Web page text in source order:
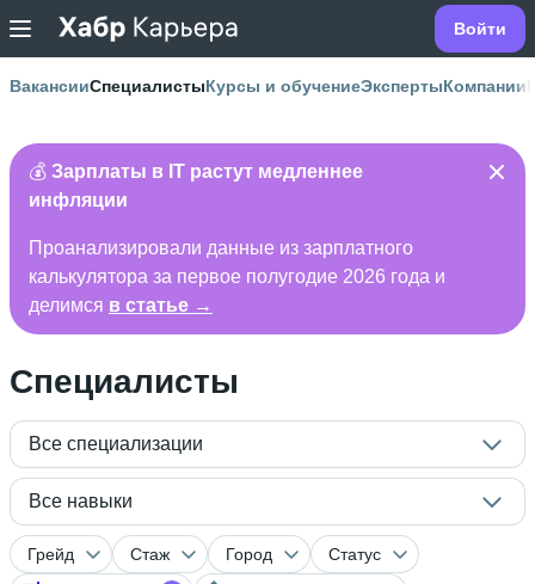
Войти
ВакансииСпециалистыКурсы и обучениеЭкспертыКомпании
💰 Зарплаты в IT растут медленнее
инфляции
Проанализировали данные из зарплатного
калькулятора за первое полугодие 2026 года и
делимся в статье →
Специалисты
Все специализации
Все навыки
Грейд Стаж Город
Статус